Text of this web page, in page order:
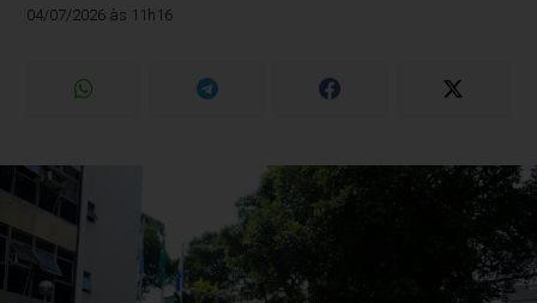
04/07/2026 às 11h16